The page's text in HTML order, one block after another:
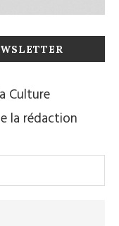
Culture
la rédaction